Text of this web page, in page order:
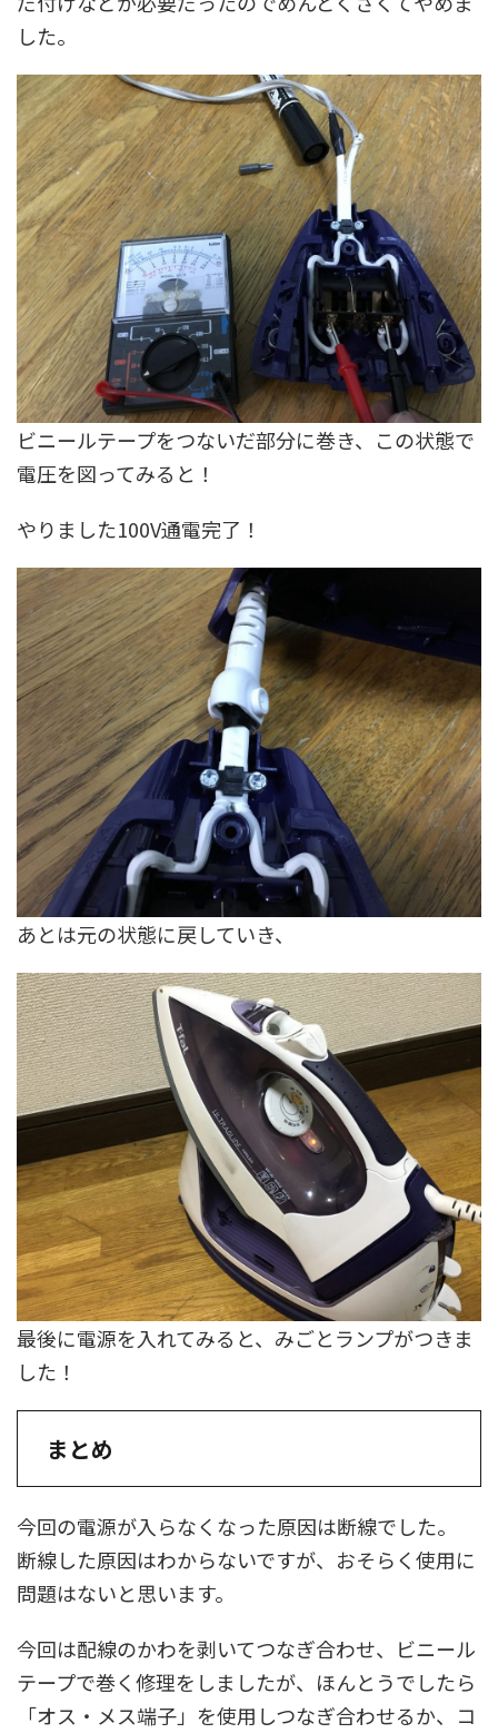
した。
ビニールテープをつないだ部分に巻き、この状態で
電圧を図ってみると！
やりました100V通電完了！
あとは元の状態に戻していき、
最後に電源を入れてみると、みごとランプがつきま
した！
まとめ
今回の電源が入らなくなった原因は断線でした。
断線した原因はわからないですが、おそらく使用に
問題はないと思います。
今回は配線のかわを剥いてつなぎ合わせ、ビニール
テープで巻く修理をしましたが、ほんとうでしたら
「オス・メス端子」を使用しつなぎ合わせるか、コ